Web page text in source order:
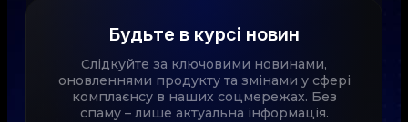
Будьте в курсі новин
Слідкуйте за ключовими новинами,
оновленнями продукту та змінами у сфері
комплаєнсу в наших соцмережах. Без
спаму – лише актуальна інформація.